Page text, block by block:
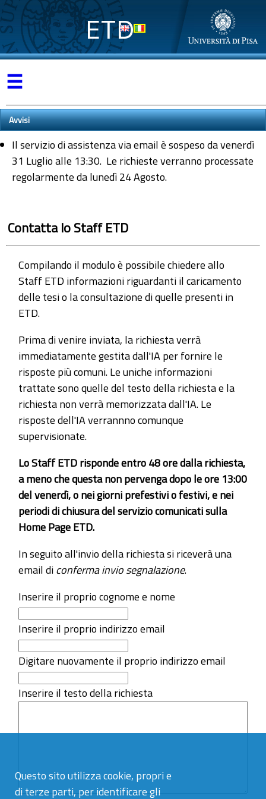
Questo sito utilizza cookie, propri e
di terze parti, per identificare gli
ETD
☰
Avvisi
Il servizio di assistenza via email è sospeso da venerdì
31 Luglio alle 13:30. Le richieste verranno processate
regolarmente da lunedì 24 Agosto.
Contatta lo Staff ETD
Compilando il modulo è possibile chiedere allo
Staff ETD informazioni riguardanti il caricamento
delle tesi o la consultazione di quelle presenti in
ETD.
Prima di venire inviata, la richiesta verrà
immediatamente gestita dall'IA per fornire le
risposte più comuni. Le uniche informazioni
trattate sono quelle del testo della richiesta e la
richiesta non verrà memorizzata dall'IA. Le
risposte dell'IA verrannno comunque
supervisionate.
Lo Staff ETD risponde entro 48 ore dalla richiesta,
a meno che questa non pervenga dopo le ore 13:00
del venerdì, o nei giorni prefestivi o festivi, e nei
periodi di chiusura del servizio comunicati sulla
Home Page ETD.
In seguito all'invio della richiesta si riceverà una
email diconferma invio segnalazione.
Inserire il proprio cognome e nome
Inserire il proprio indirizzo email
Digitare nuovamente il proprio indirizzo email
Inserire il testo della richiesta